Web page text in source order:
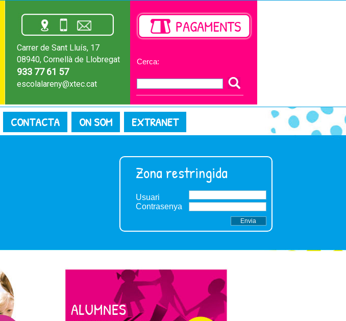
Carrer de Sant Lluís, 17
08940, Cornellà de Llobregat
933 77 61 57
escolalareny@xtec.cat
Cerca:
CONTACTA ON SOM EXTRANET
Zona restringida
Usuari
Contrasenya